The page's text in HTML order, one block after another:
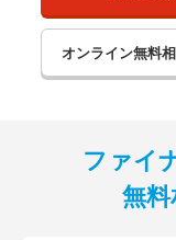
オンライン無料
ファイ
無